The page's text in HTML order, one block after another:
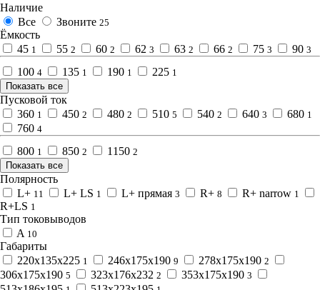
Наличие
Все
Звоните 25
Ёмкость
45 1 55 2 60 2 62 3 63 2 66 2 75 3 90 3
100 4 135 1 190 1 225 1
Показать все
Пусковой ток
360 1 450 2 480 2 510 5 540 2 640 3 680 1
760 4
800 1 850 2 1150 2
Показать все
Полярность
L+ 11 L+ LS 1 L+ прямая 3 R+ 8 R+ narrow 1
R+LS 1
Тип токовыводов
A 10
Габариты
220x135х225 1 246x175x190 9 278x175x190 2
306x175x190 5 323x176x232 2 353x175x190 3